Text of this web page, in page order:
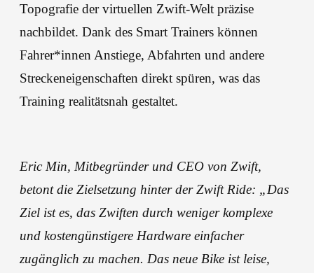
Topografie der virtuellen Zwift-Welt präzise
nachbildet. Dank des Smart Trainers können
Fahrer*innen Anstiege, Abfahrten und andere
Streckeneigenschaften direkt spüren, was das
Training realitätsnah gestaltet.
Eric Min, Mitbegründer und CEO von Zwift,
betont die Zielsetzung hinter der Zwift Ride: „Das
Ziel ist es, das Zwiften durch weniger komplexe
und kostengünstigere Hardware einfacher
zugänglich zu machen. Das neue Bike ist leise,